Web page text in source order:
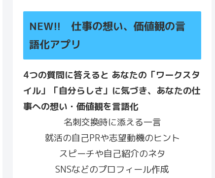
NEW!! 仕事の想い、価値観の言
語化アプリ
4つの質問に答えると あなたの「ワークスタ
イル」「自分らしさ」に気づき、あなたの仕
事への想い・価値観を言語化
名刺交換時に添える一言
就活の自己PRや志望動機のヒント
スピーチや自己紹介のネタ
SNSなどのプロフィール作成